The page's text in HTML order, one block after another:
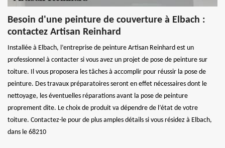
Besoin d'une peinture de couverture à Elbach :
contactez Artisan Reinhard
Installée à Elbach, l’entreprise de peinture Artisan Reinhard est un
professionnel à contacter si vous avez un projet de pose de peinture sur
toiture. Il vous proposera les tâches à accomplir pour réussir la pose de
peinture. Des travaux préparatoires seront en effet nécessaires dont le
nettoyage, les éventuelles réparations avant la pose de peinture
proprement dite. Le choix de produit va dépendre de l’état de votre
toiture. Contactez-le pour de plus amples détails si vous résidez à Elbach,
dans le 68210